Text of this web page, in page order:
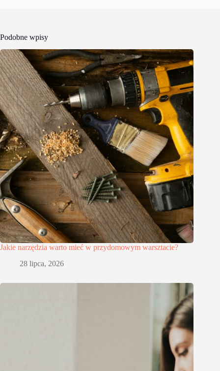
Podobne wpisy
Jakie narzędzia warto mieć w przydomowym warsztacie?
28 lipca, 2026